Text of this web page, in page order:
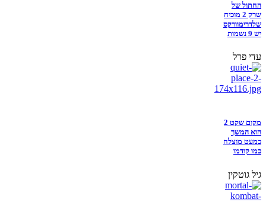
החתול של
שרק 2 מוכיח
שלדרימוורקס
יש 9 נשמות
עדי פרל
מקום שקט 2
הוא המשך
כמעט מוצלח
כמו קודמו
גיל גוטקין